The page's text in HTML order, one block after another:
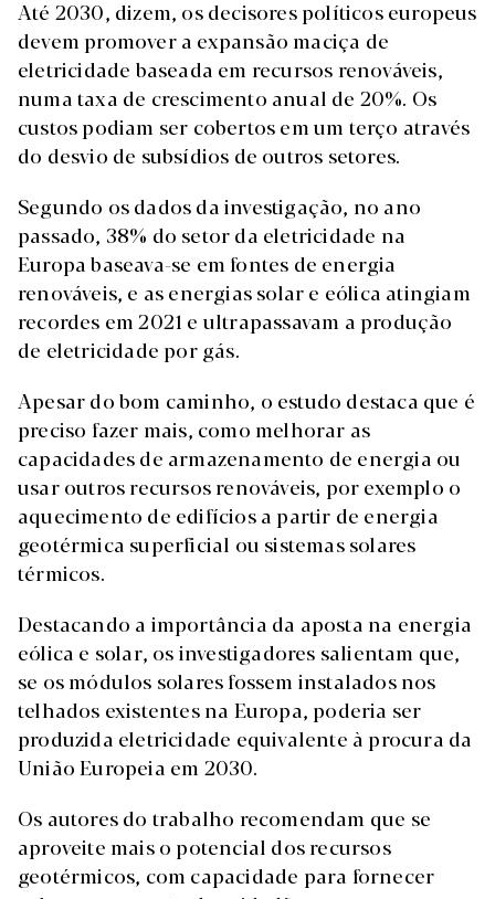
Até 2030, dizem, os decisores políticos europeus
devem promover a expansão maciça de
eletricidade baseada em recursos renováveis,
numa taxa de crescimento anual de 20%. Os
custos podiam ser cobertos em um terço através
do desvio de subsídios de outros setores.
Segundo os dados da investigação, no ano
passado, 38% do setor da eletricidade na
Europa baseava-se em fontes de energia
renováveis, e as energias solar e eólica atingiam
recordes em 2021 e ultrapassavam a produção
de eletricidade por gás.
Apesar do bom caminho, o estudo destaca que é
preciso fazer mais, como melhorar as
capacidades de armazenamento de energia ou
usar outros recursos renováveis, por exemplo o
aquecimento de edifícios a partir de energia
geotérmica superficial ou sistemas solares
térmicos.
Destacando a importância da aposta na energia
eólica e solar, os investigadores salientam que,
se os módulos solares fossem instalados nos
telhados existentes na Europa, poderia ser
produzida eletricidade equivalente à procura da
União Europeia em 2030.
Os autores do trabalho recomendam que se
aproveite mais o potencial dos recursos
geotérmicos, com capacidade para fornecer